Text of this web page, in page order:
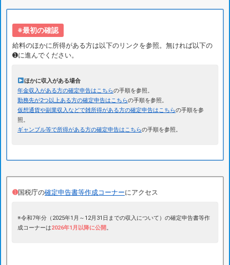
※最初の確認
給料のほかに所得がある方は以下のリンクを参照。無ければ以下の
➊に進んでください。
ほかに収入がある場合
年金収入がある方の確定申告はこちらの手順を参照。
勤務先が2つ以上ある方の確定申告はこちらの手順を参照。
仮想通貨や副業収入などで雑所得がある方の確定申告はこちらの手順を参
照。
ギャンブル等で所得がある方の確定申告はこちらの手順を参照。
➊国税庁の確定申告書等作成コーナーにアクセス
※令和7年分（2025年1月～12月31日までの収入について）の確定申告書等作
成コーナーは2026年1月以降に公開。